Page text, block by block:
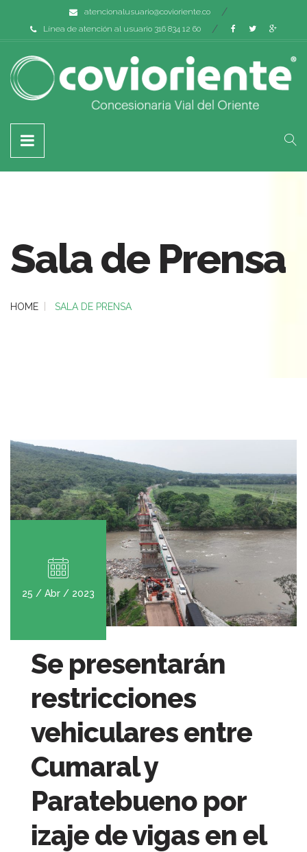
atencionalusuario@covioriente.co
Línea de atención al usuario 316 834 12 60
Sala de Prensa
HOME SALA DE PRENSA
25 / Abr / 2023
Se presentarán
restricciones
vehiculares entre
Cumaral y
Paratebueno por
izaje de vigas en el